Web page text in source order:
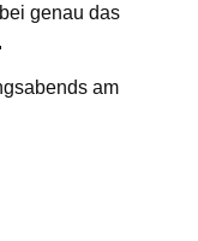
genau das
am